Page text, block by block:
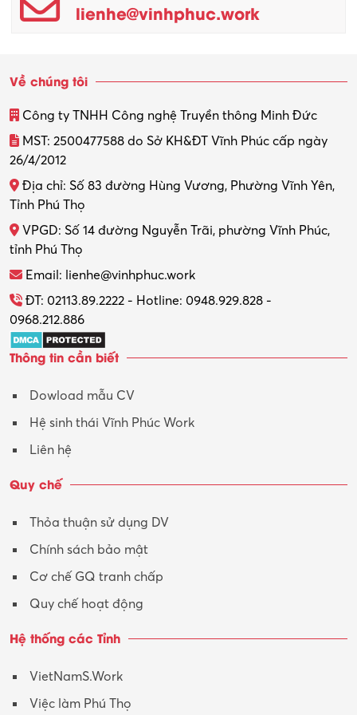
Quản trị kinh doanh
Thiết kế nội thất
Thợ máy – Ô tô – Xe máy
Thực tập
Tổ chức sự kiện – Quà tặng
Trợ lý
Tư vấn
Tư vấn – Kiến trúc
Y tế-Dược
lienhe@vinhphuc.work
Về chúng tôi
Công ty TNHH Công nghệ Truyền thông Minh Đức
MST: 2500477588 do Sở KH&ĐT Vĩnh Phúc cấp ngày
26/4/2012
Địa chỉ: Số 83 đường Hùng Vương, Phường Vĩnh Yên,
Tỉnh Phú Thọ
VPGD: Số 14 đường Nguyễn Trãi, phường Vĩnh Phúc,
tỉnh Phú Thọ
Email: lienhe@vinhphuc.work
ĐT: 02113.89.2222 - Hotline: 0948.929.828 -
0968.212.886
Thông tin cần biết
Dowload mẫu CV
Hệ sinh thái Vĩnh Phúc Work
Liên hệ
Quy chế
Thỏa thuận sử dụng DV
Chính sách bảo mật
Cơ chế GQ tranh chấp
Quy chế hoạt động
Hệ thống các Tỉnh
VietNamS.Work
Việc làm Phú Thọ